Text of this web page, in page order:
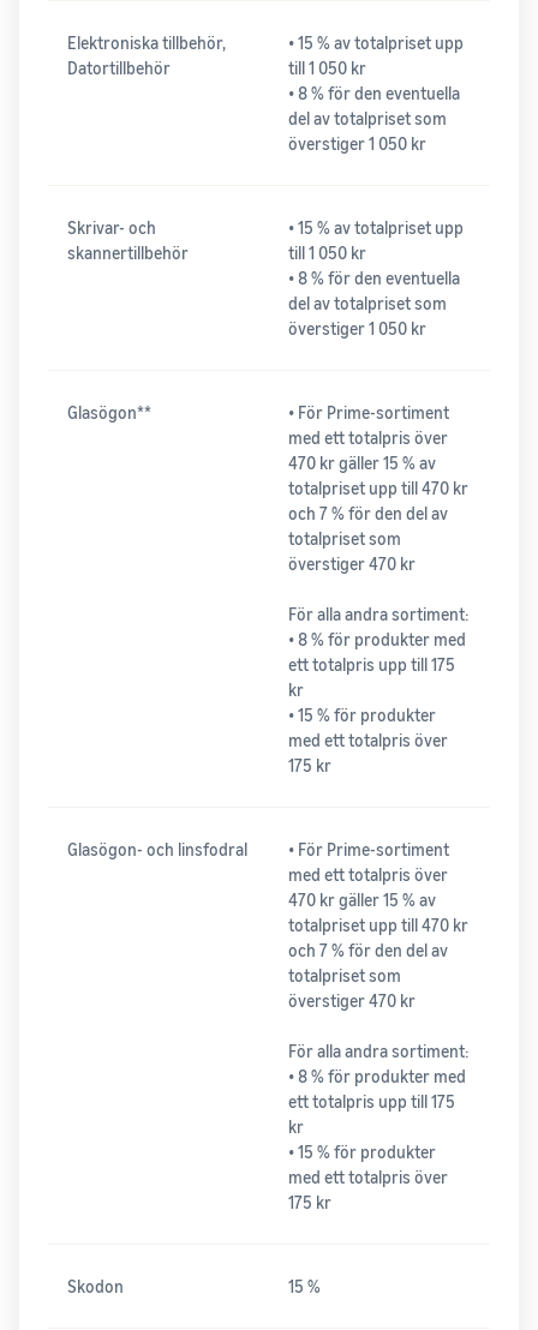
Elektroniska tillbehör,
Datortillbehör
• 15 % av totalpriset upp
till 1 050 kr
• 8 % för den eventuella
del av totalpriset som
överstiger 1 050 kr
Skrivar- och
skannertillbehör
• 15 % av totalpriset upp
till 1 050 kr
• 8 % för den eventuella
del av totalpriset som
överstiger 1 050 kr
Glasögon**
• För Prime-sortiment
med ett totalpris över
470 kr gäller 15 % av
totalpriset upp till 470 kr
och 7 % för den del av
totalpriset som
överstiger 470 kr
För alla andra sortiment:
• 8 % för produkter med
ett totalpris upp till 175
kr
• 15 % för produkter
med ett totalpris över
175 kr
Glasögon- och linsfodral
• För Prime-sortiment
med ett totalpris över
470 kr gäller 15 % av
totalpriset upp till 470 kr
och 7 % för den del av
totalpriset som
överstiger 470 kr
För alla andra sortiment:
• 8 % för produkter med
ett totalpris upp till 175
kr
• 15 % för produkter
med ett totalpris över
175 kr
Skodon 15 %